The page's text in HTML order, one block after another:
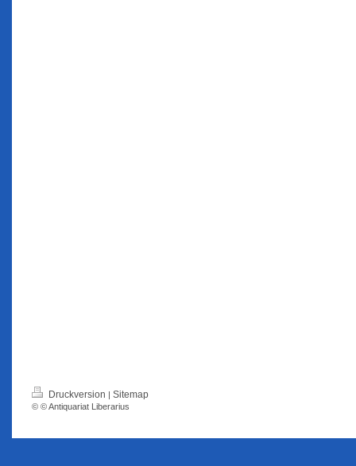
Druckversion | Sitemap
© © Antiquariat Liberarius